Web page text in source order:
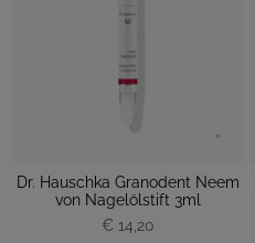
Dr. Hauschka Granodent Neem
von Nagelölstift 3ml
€ 14,20